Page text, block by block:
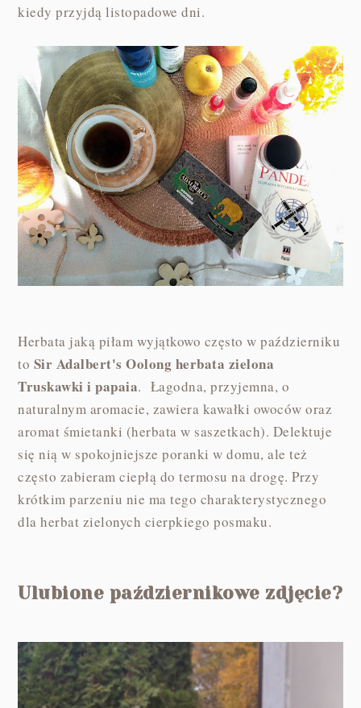
kiedy przyjdą listopadowe dni.
Herbata jaką piłam wyjątkowo często w październiku
to Sir Adalbert's Oolong herbata zielona
Truskawki i papaia. Łagodna, przyjemna, o
naturalnym aromacie, zawiera kawałki owoców oraz
aromat śmietanki (herbata w saszetkach). Delektuje
się nią w spokojniejsze poranki w domu, ale też
często zabieram ciepłą do termosu na drogę. Przy
krótkim parzeniu nie ma tego charakterystycznego
dla herbat zielonych cierpkiego posmaku.
Ulubione październikowe zdjęcie?